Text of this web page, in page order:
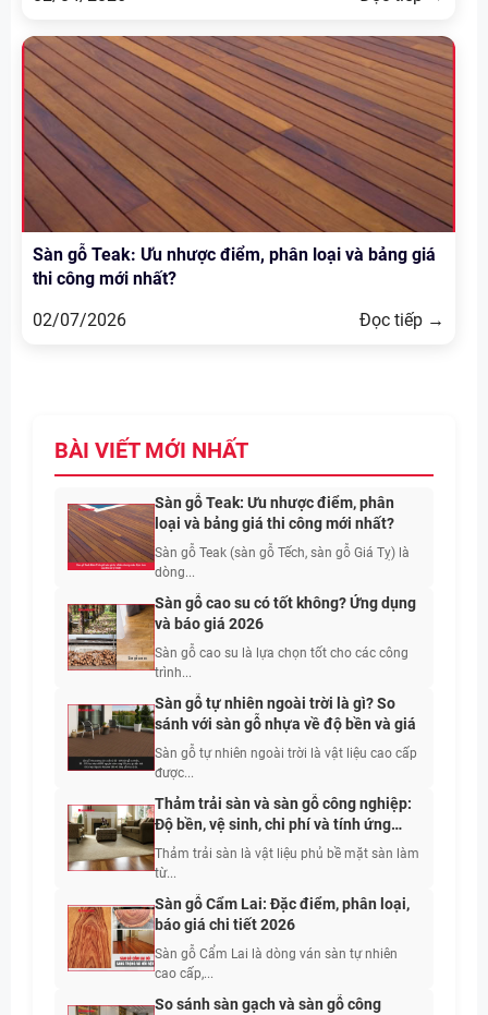
Sàn gỗ Teak: Ưu nhược điểm, phân loại và bảng giá
thi công mới nhất?
02/07/2026
Đọc tiếp →
BÀI VIẾT MỚI NHẤT
Sàn gỗ Teak: Ưu nhược điểm, phân
loại và bảng giá thi công mới nhất?
Sàn gỗ Teak (sàn gỗ Tếch, sàn gỗ Giá Tỵ) là
dòng...
Sàn gỗ cao su có tốt không? Ứng dụng
và báo giá 2026
Sàn gỗ cao su là lựa chọn tốt cho các công
trình...
Sàn gỗ tự nhiên ngoài trời là gì? So
sánh với sàn gỗ nhựa về độ bền và giá
Sàn gỗ tự nhiên ngoài trời là vật liệu cao cấp
được...
Thảm trải sàn và sàn gỗ công nghiệp:
Độ bền, vệ sinh, chi phí và tính ứng
dụng
Thảm trải sàn là vật liệu phủ bề mặt sàn làm
từ...
Sàn gỗ Cẩm Lai: Đặc điểm, phân loại,
báo giá chi tiết 2026
Sàn gỗ Cẩm Lai là dòng ván sàn tự nhiên
cao cấp,...
So sánh sàn gạch và sàn gỗ công